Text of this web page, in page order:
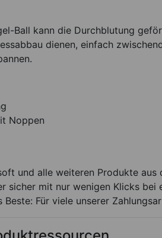
Ball kann die Durchblutung
dienen, einfach
Noppen
und alle weiteren Produkte aus
sicher mit nur wenigen Klicks bei
Beste: Für viele unserer